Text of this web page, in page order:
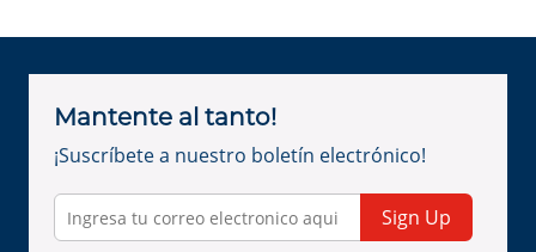
Mantente al tanto!
¡Suscríbete a nuestro boletín electrónico!
Sign Up